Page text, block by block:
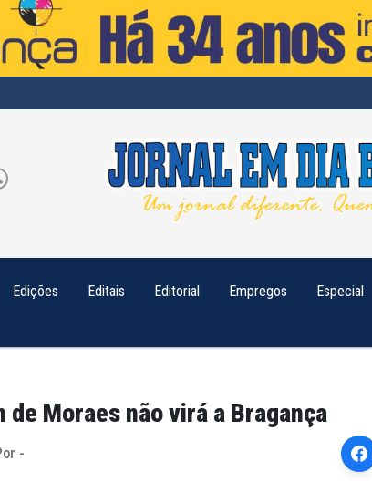
Edições Editais Editorial Empregos Especial
Moraes não virá a Bragança
-